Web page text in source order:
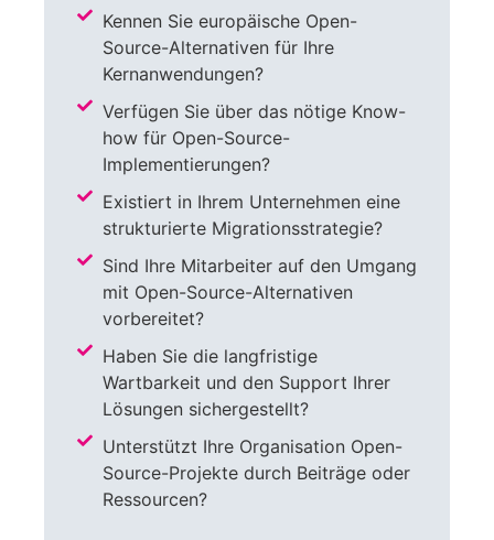
Kennen Sie europäische Open-
Source-Alternativen für Ihre
Kernanwendungen?
Verfügen Sie über das nötige Know-
how für Open-Source-
Implementierungen?
Existiert in Ihrem Unternehmen eine
strukturierte Migrationsstrategie?
Sind Ihre Mitarbeiter auf den Umgang
mit Open-Source-Alternativen
vorbereitet?
Haben Sie die langfristige
Wartbarkeit und den Support Ihrer
Lösungen sichergestellt?
Unterstützt Ihre Organisation Open-
Source-Projekte durch Beiträge oder
Ressourcen?